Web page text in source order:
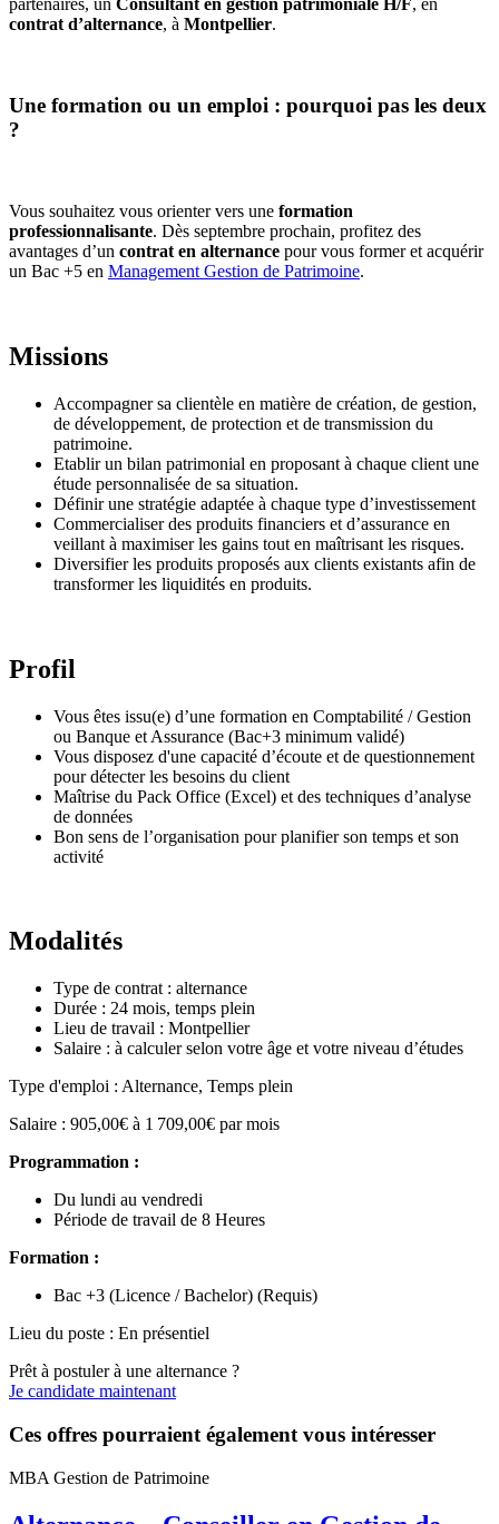
partenaires, un Consultant en gestion patrimoniale H/F, en
contrat d’alternance, à Montpellier.
Une formation ou un emploi : pourquoi pas les deux
?
Vous souhaitez vous orienter vers une formation
professionnalisante. Dès septembre prochain, profitez des
avantages d’un contrat en alternance pour vous former et acquérir
un Bac +5 en Management Gestion de Patrimoine.
Missions
Accompagner sa clientèle en matière de création, de gestion,
de développement, de protection et de transmission du
patrimoine.
Etablir un bilan patrimonial en proposant à chaque client une
étude personnalisée de sa situation.
Définir une stratégie adaptée à chaque type d’investissement
Commercialiser des produits financiers et d’assurance en
veillant à maximiser les gains tout en maîtrisant les risques.
Diversifier les produits proposés aux clients existants afin de
transformer les liquidités en produits.
Profil
Vous êtes issu(e) d’une formation en Comptabilité / Gestion
ou Banque et Assurance (Bac+3 minimum validé)
Vous disposez d'une capacité d’écoute et de questionnement
pour détecter les besoins du client
Maîtrise du Pack Office (Excel) et des techniques d’analyse
de données
Bon sens de l’organisation pour planifier son temps et son
activité
Modalités
Type de contrat : alternance
Durée : 24 mois, temps plein
Lieu de travail : Montpellier
Salaire : à calculer selon votre âge et votre niveau d’études
Type d'emploi : Alternance, Temps plein
Salaire : 905,00€ à 1 709,00€ par mois
Programmation :
Du lundi au vendredi
Période de travail de 8 Heures
Formation :
Bac +3 (Licence / Bachelor) (Requis)
Lieu du poste : En présentiel
Prêt à postuler à une alternance ?
Je candidate maintenant
Ces offres pourraient également vous intéresser
MBA Gestion de Patrimoine